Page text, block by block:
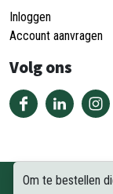
Om te bestellen
Inloggen
Account aanvragen
Volg ons